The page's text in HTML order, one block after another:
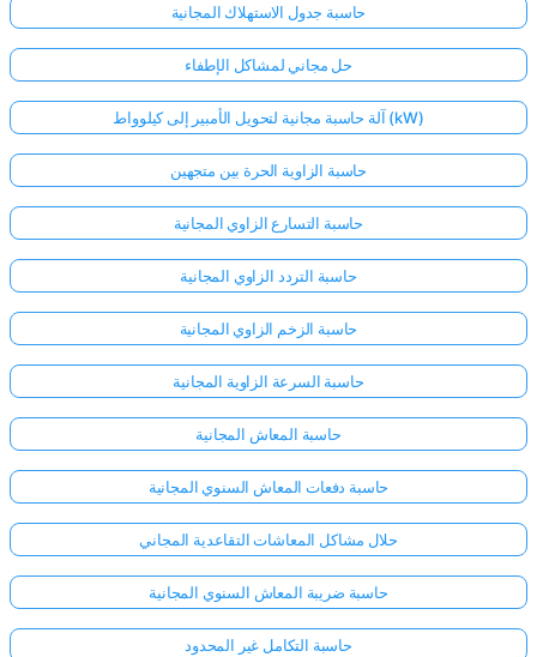
حاسبة جدول الاستهلاك المجانية
حل مجاني لمشاكل الإطفاء
آلة حاسبة مجانية لتحويل الأمبير إلى كيلوواط (kW)
حاسبة الزاوية الحرة بين متجهين
حاسبة التسارع الزاوي المجانية
حاسبة التردد الزاوي المجانية
حاسبة الزخم الزاوي المجانية
حاسبة السرعة الزاوية المجانية
حاسبة المعاش المجانية
حاسبة دفعات المعاش السنوي المجانية
حلال مشاكل المعاشات التقاعدية المجاني
حاسبة ضريبة المعاش السنوي المجانية
حاسبة التكامل غير المحدود